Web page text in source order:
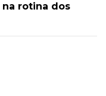
na rotina dos